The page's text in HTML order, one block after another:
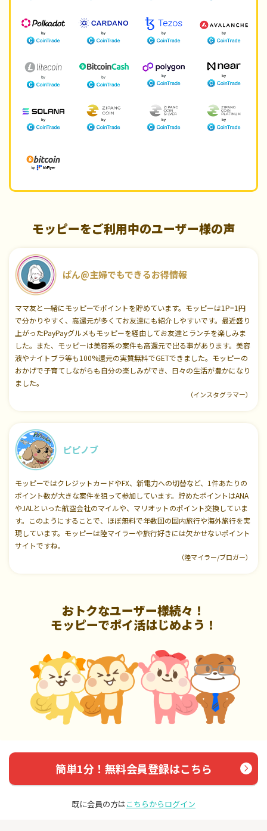
モッピーをご利用中のユーザー様の声
ぱん@主婦でもできるお得情報
ママ友と一緒にモッピーでポイントを貯めています。モッピーは1P=1円
で分かりやすく、高還元が多くてお友達にも紹介しやすいです。最近盛り
上がったPayPayグルメもモッピーを経由してお友達とランチを楽しみま
した。また、モッピーは美容系の案件も高還元で出る事があります。美容
液やナイトブラ等も100%還元の実質無料でGETできました。モッピーの
おかげで子育てしながらも自分の楽しみができ、日々の生活が豊かになり
ました。
（インスタグラマー）
ピピノブ
モッピーではクレジットカードやFX、新電力への切替など、1件あたりの
ポイント数が大きな案件を狙って参加しています。貯めたポイントはANA
やJALといった航空会社のマイルや、マリオットのポイント交換していま
す。このようにすることで、ほぼ無料で年数回の国内旅行や海外旅行を実
現しています。モッピーは陸マイラーや旅行好きには欠かせないポイント
サイトですね。
（陸マイラー/ブロガー）
おトクなユーザー様続々！
モッピーでポイ活はじめよう！
簡単1分！無料会員登録はこちら
既に会員の方はこちらからログイン